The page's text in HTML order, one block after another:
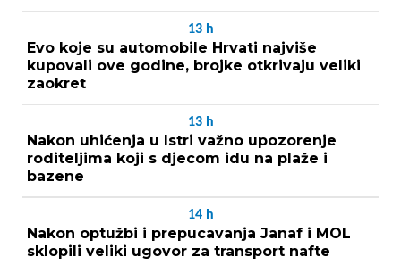
13 h
Evo koje su automobile Hrvati najviše
kupovali ove godine, brojke otkrivaju veliki
zaokret
13 h
Nakon uhićenja u Istri važno upozorenje
roditeljima koji s djecom idu na plaže i
bazene
14 h
Nakon optužbi i prepucavanja Janaf i MOL
sklopili veliki ugovor za transport nafte